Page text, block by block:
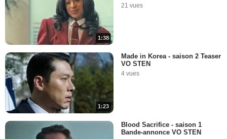
1:38
21 vues
1:23
Made in Korea - saison 2 Teaser
VO STEN
4 vues
Blood Sacrifice - saison 1
Bande-annonce VO STEN